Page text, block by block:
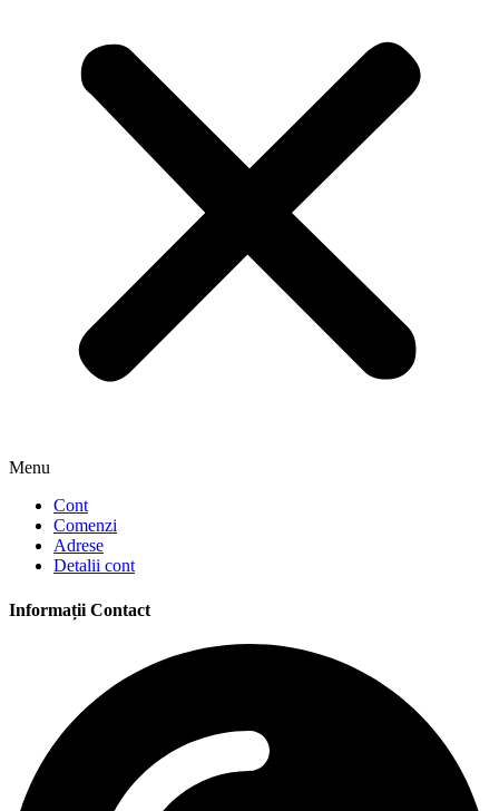
Menu
Cont
Comenzi
Adrese
Detalii cont
Informații Contact